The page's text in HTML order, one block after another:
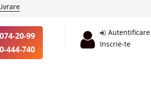
20-99
444-740
Autentificare
Inscrie-te